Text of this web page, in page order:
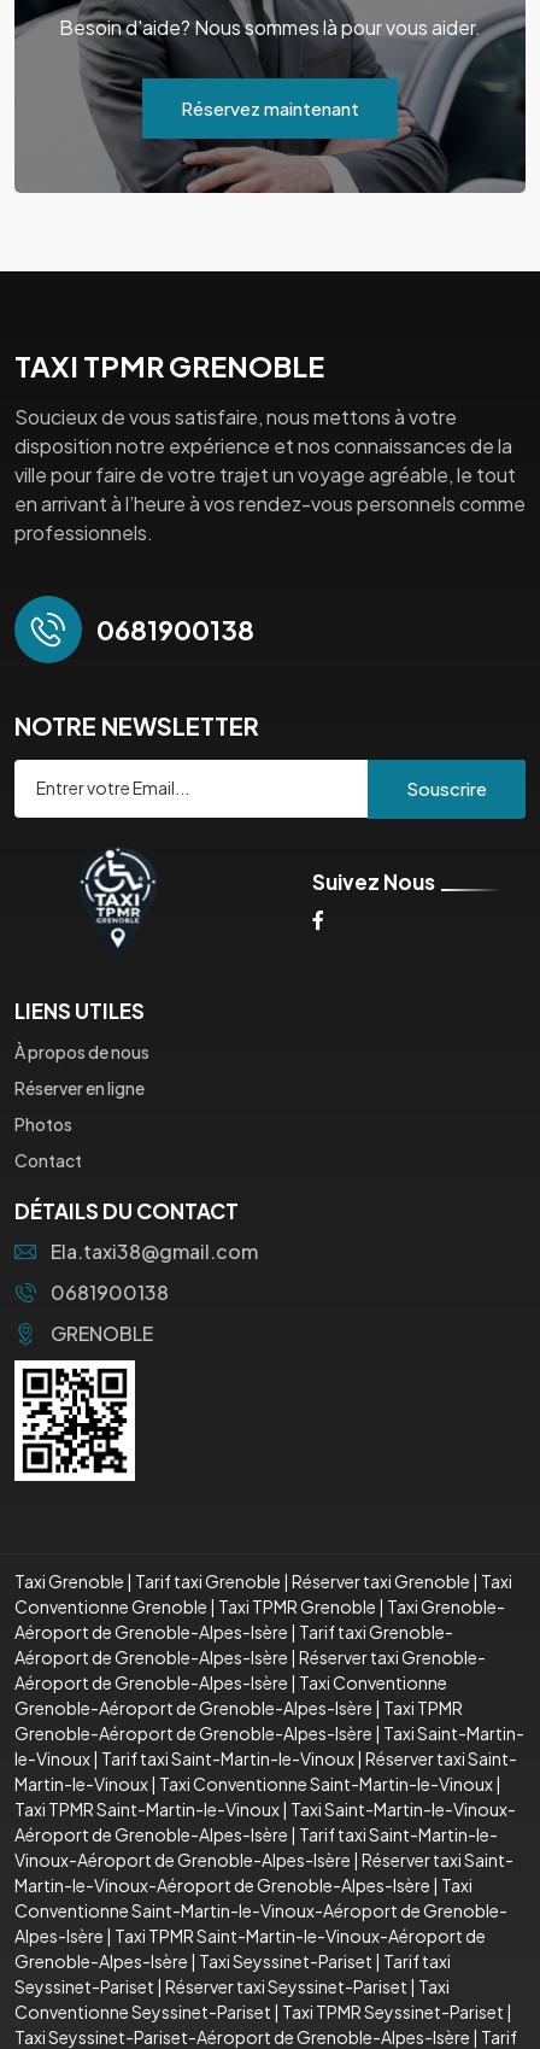
Besoin d'aide? Nous sommes là pour vous aider.
Réservez maintenant
TAXI TPMR GRENOBLE
Soucieux de vous satisfaire, nous mettons à votre
disposition notre expérience et nos connaissances de la
ville pour faire de votre trajet un voyage agréable, le tout
en arrivant à l’heure à vos rendez-vous personnels comme
professionnels.
0681900138
NOTRE NEWSLETTER
Souscrire
Suivez Nous
LIENS UTILES
À propos de nous
Réserver en ligne
Photos
Contact
DÉTAILS DU CONTACT
Ela.taxi38@gmail.com
0681900138
GRENOBLE
Taxi Grenoble | Tarif taxi Grenoble | Réserver taxi Grenoble | Taxi
Conventionne Grenoble | Taxi TPMR Grenoble | Taxi Grenoble-
Aéroport de Grenoble-Alpes-Isère | Tarif taxi Grenoble-
Aéroport de Grenoble-Alpes-Isère | Réserver taxi Grenoble-
Aéroport de Grenoble-Alpes-Isère | Taxi Conventionne
Grenoble-Aéroport de Grenoble-Alpes-Isère | Taxi TPMR
Grenoble-Aéroport de Grenoble-Alpes-Isère | Taxi Saint-Martin-
le-Vinoux| Tarif taxi Saint-Martin-le-Vinoux| Réserver taxi Saint-
Martin-le-Vinoux| Taxi Conventionne Saint-Martin-le-Vinoux|
Taxi TPMR Saint-Martin-le-Vinoux| Taxi Saint-Martin-le-Vinoux-
Aéroport de Grenoble-Alpes-Isère | Tarif taxi Saint-Martin-le-
Vinoux-Aéroport de Grenoble-Alpes-Isère | Réserver taxi Saint-
Martin-le-Vinoux-Aéroport de Grenoble-Alpes-Isère | Taxi
Conventionne Saint-Martin-le-Vinoux-Aéroport de Grenoble-
Alpes-Isère | Taxi TPMR Saint-Martin-le-Vinoux-Aéroport de
Grenoble-Alpes-Isère | Taxi Seyssinet-Pariset | Tarif taxi
Seyssinet-Pariset | Réserver taxi Seyssinet-Pariset | Taxi
Conventionne Seyssinet-Pariset | Taxi TPMR Seyssinet-Pariset |
Taxi Seyssinet-Pariset-Aéroport de Grenoble-Alpes-Isère | Tarif